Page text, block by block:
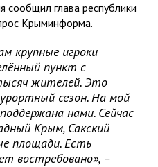
сообщил глава республики
Крыминформа.
крупные игроки
пункт с
жителей. Это
сезон. На мой
нами. Сейчас
Крым, Сакский
площади. Есть
востребовано», –